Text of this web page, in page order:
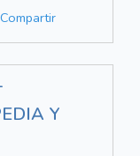
Compartir
Y